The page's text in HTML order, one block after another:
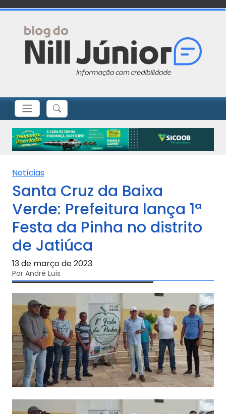
Notícias
Santa Cruz da Baixa
Verde: Prefeitura lança 1ª
Festa da Pinha no distrito
de Jatiúca
13 de março de 2023
Por André Luis